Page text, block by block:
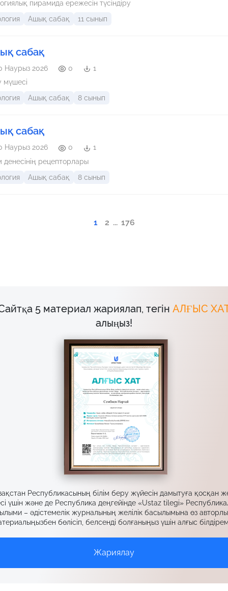
пирамида ережесін түсіндіру
Ашық сабақ 11 сынып
сабақ
Наурыз 2026 0
1
мүшесі
Ашық сабақ 8 сынып
сабақ
Наурыз 2026 0
1
денесінің рецепторлары
Ашық сабақ 8 сынып
1 2 ... 176
5 материал жариялап, тегін АЛҒЫС
алыңыз!
Республикасының білім беру жүйесін дамытуға қосқан
үшін және де Республика деңгейінде «Ustaz tilegi»
– әдістемелік журналының желілік басылымына өз
бөлісіп, белсенді болғаныңыз үшін алғыс
Жариялау